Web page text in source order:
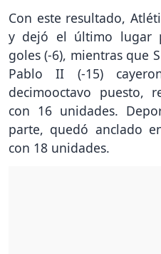
Con este resultado,
y dejó el último lugar
goles (-6), mientras que
Pablo II (-15)
decimooctavo puesto,
con 16 unidades.
parte, quedó anclado
con 18 unidades.